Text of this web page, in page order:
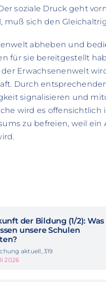
soziale Druck geht
sich den
abheben und
für sie bereitgestellt
Erwachsenenwelt
Durch
signalisieren und
wird es offensichtlich
zu befreien, weil ein
der Bildung (1/2): Was
unsere Schulen
aktuell, 319
2026